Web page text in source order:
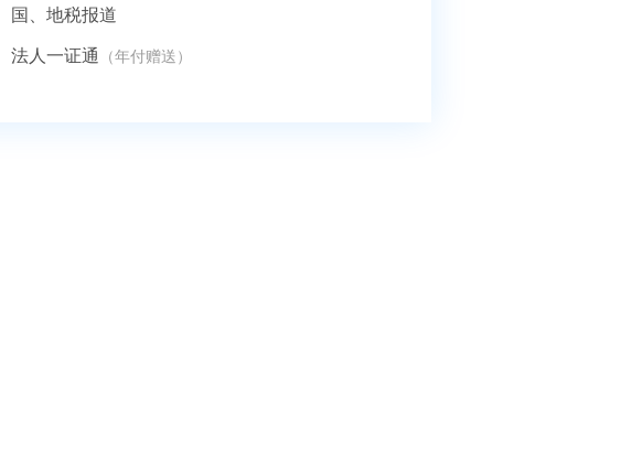
国、地税报道
法人一证通 （年付赠送）